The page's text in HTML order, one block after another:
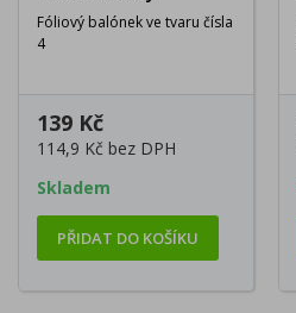
Fóliový balónek ve tvaru čísla
4
139 Kč
114,9 Kč bez DPH
Skladem
PŘIDAT DO KOŠÍKU